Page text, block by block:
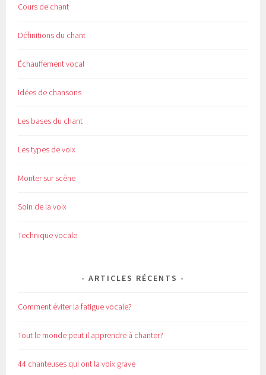
Cours de chant
Définitions du chant
Échauffement vocal
Idées de chansons
Les bases du chant
Les types de voix
Monter sur scène
Soin de la voix
Technique vocale
ARTICLES RÉCENTS
Comment éviter la fatigue vocale?
Tout le monde peut il apprendre à chanter?
44 chanteuses qui ont la voix grave